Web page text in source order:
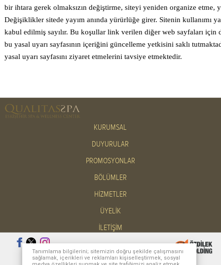
bir ihtara gerek olmaksızın değiştirme, siteyi yeniden organize etme,
Değişiklikler sitede yayım anında yürürlüğe girer. Sitenin kullanımı
kabul edilmiş sayılır. Bu koşullar link verilen diğer web sayfaları
bu yasal uyarı sayfasının içeriğini güncelleme yetkisini saklı
yasal uyarı sayfasını ziyaret etmelerini tavsiye etmektedir.
KURUMSAL
DUYURULAR
PROMOSYONLAR
BÖLÜMLER
HİZMETLER
ÜYELİK
İLETİŞİM
Masaüstü Site
Tanımlama bilgilerini; sitemizin doğru şekilde çalışmasını
sağlamak, içerikleri ve reklamları kişiselleştirmek, sosyal